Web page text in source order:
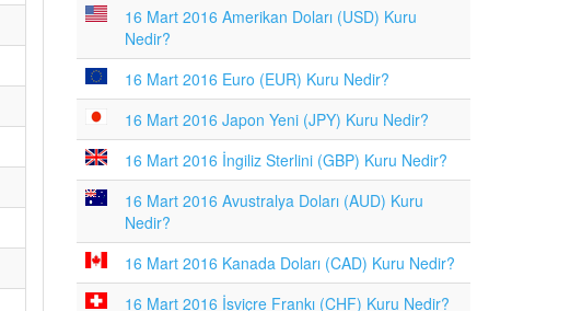
16 Mart 2016 Amerikan Doları (USD) Kuru
Nedir?
16 Mart 2016 Euro (EUR) Kuru Nedir?
16 Mart 2016 Japon Yeni (JPY) Kuru Nedir?
16 Mart 2016 İngiliz Sterlini (GBP) Kuru Nedir?
16 Mart 2016 Avustralya Doları (AUD) Kuru
Nedir?
16 Mart 2016 Kanada Doları (CAD) Kuru Nedir?
16 Mart 2016 İsviçre Frankı (CHF) Kuru Nedir?